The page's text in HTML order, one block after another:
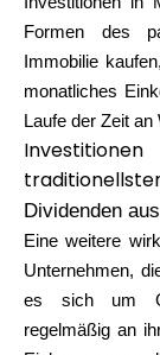
Formen des
Immobilie
monatliches
Laufe der Zeit
Dividenden
Eine weitere
Unternehmen,
es sich um
regelmäßig an